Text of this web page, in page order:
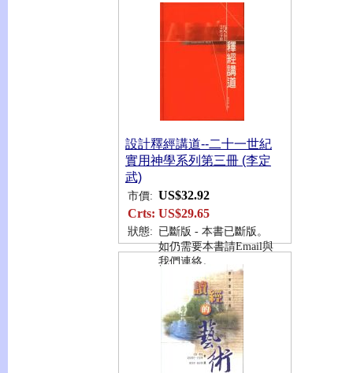
設計釋經講道--二十一世紀
實用神學系列第三冊 (李定
武)
市價: US$32.92
Crts: US$29.65
狀態: 已斷版 - 本書已斷版。
如仍需要本書請Email與
我們連絡。